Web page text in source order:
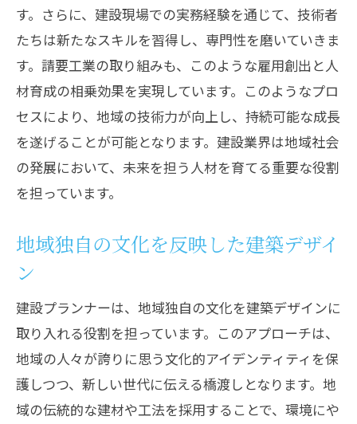
す。さらに、建設現場での実務経験を通じて、技術者
たちは新たなスキルを習得し、専門性を磨いていきま
す。請要工業の取り組みも、このような雇用創出と人
材育成の相乗効果を実現しています。このようなプロ
セスにより、地域の技術力が向上し、持続可能な成長
を遂げることが可能となります。建設業界は地域社会
の発展において、未来を担う人材を育てる重要な役割
を担っています。
地域独自の文化を反映した建築デザイ
ン
建設プランナーは、地域独自の文化を建築デザインに
取り入れる役割を担っています。このアプローチは、
地域の人々が誇りに思う文化的アイデンティティを保
護しつつ、新しい世代に伝える橋渡しとなります。地
域の伝統的な建材や工法を採用することで、環境にや